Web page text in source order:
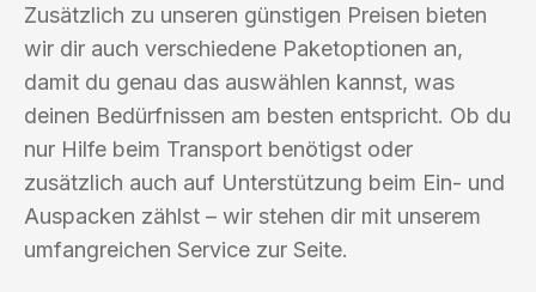
Zusätzlich zu unseren günstigen Preisen bieten
wir dir auch verschiedene Paketoptionen an,
damit du genau das auswählen kannst, was
deinen Bedürfnissen am besten entspricht. Ob du
nur Hilfe beim Transport benötigst oder
zusätzlich auch auf Unterstützung beim Ein- und
Auspacken zählst – wir stehen dir mit unserem
umfangreichen Service zur Seite.